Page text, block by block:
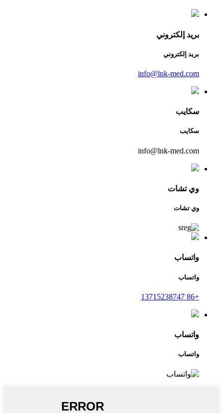
بريد إلكتروني
بريد إلكتروني
info@lnk-med.com
سكايب
سكايب
info@lnk-med.com
وي تشات
وي تشات
واتساب
واتساب
+86 13715238747
واتساب
واتساب